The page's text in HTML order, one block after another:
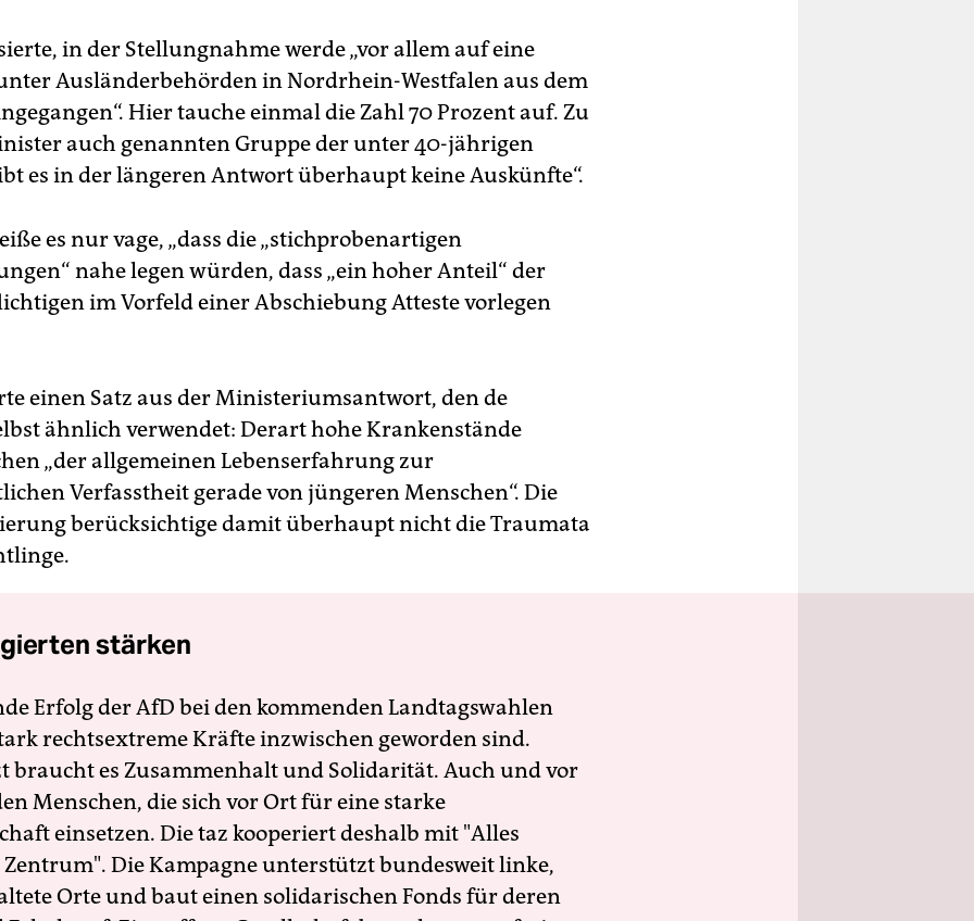
in der Stellungnahme werde „vor allem auf eine
Ausländerbehörden in Nordrhein-Westfalen aus dem
Hier tauche einmal die Zahl 70 Prozent auf. Zu
auch genannten Gruppe der unter 40-jährigen
es in der längeren Antwort überhaupt keine Auskünfte“.
es nur vage, „dass die „stichprobenartigen
nahe legen würden, dass „ein hoher Anteil“ der
im Vorfeld einer Abschiebung Atteste vorlegen
einen Satz aus der Ministeriumsantwort, den de
ähnlich verwendet: Derart hohe Krankenstände
„der allgemeinen Lebenserfahrung zur
Verfasstheit gerade von jüngeren Menschen“. Die
berücksichtige damit überhaupt nicht die Traumata
stärken
Erfolg der AfD bei den kommenden Landtagswahlen
rechtsextreme Kräfte inzwischen geworden sind.
braucht es Zusammenhalt und Solidarität. Auch und vor
Menschen, die sich vor Ort für eine starke
einsetzen. Die taz kooperiert deshalb mit "Alles
Die Kampagne unterstützt bundesweit linke,
Orte und baut einen solidarischen Fonds für deren